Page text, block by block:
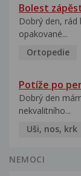
Bolest
Dobrý den, rád
opakované...
Ortopedie
Potíže po
Dobrý den
nekvalitního...
Uši, nos, krk
NEMOCI